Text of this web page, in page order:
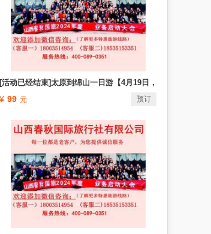
[活动已经结束]太原到绵山一日游【4月19日，超值特价】山
99 预订